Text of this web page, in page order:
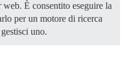
È consentito eseguire la
per un motore di ricerca
uno.